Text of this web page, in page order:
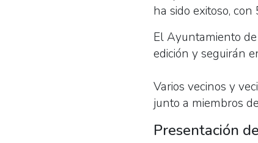
ha sido exitoso,
El Ayuntamiento
edición y seguirán
Varios vecinos y
junto a miembros
Presentación